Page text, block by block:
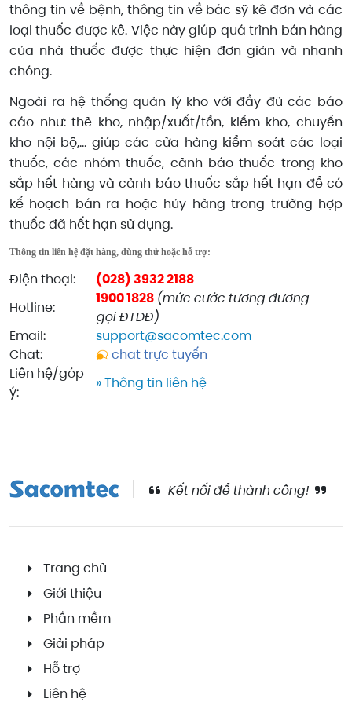
thông tin về bệnh, thông tin về bác sỹ kê đơn và các
loại thuốc được kê. Việc này giúp quá trình bán hàng
của nhà thuốc được thực hiện đơn giản và nhanh
chóng.
Ngoài ra hệ thống quản lý kho với đầy đủ các báo
cáo như: thẻ kho, nhập/xuất/tồn, kiểm kho, chuyển
kho nội bộ,… giúp các cửa hàng kiểm soát các loại
thuốc, các nhóm thuốc, cảnh báo thuốc trong kho
sắp hết hàng và cảnh báo thuốc sắp hết hạn để có
kế hoạch bán ra hoặc hủy hàng trong trường hợp
thuốc đã hết hạn sử dụng.
Thông tin liên hệ đặt hàng, dùng thử hoặc hỗ trợ:
Điện thoại:
(028) 3932 2188
Hotline:
1900 1828 (mức cước tương đương
gọi ĐTDĐ)
Email:
support@sacomtec.com
Chat:
chat trực tuyến
Liên hệ/góp
ý:
» Thông tin liên hệ
Kết nối để thành công!
Trang chủ
Giới thiệu
Phần mềm
Giải pháp
Hỗ trợ
Liên hệ